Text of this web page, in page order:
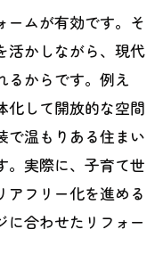
ームが有効です。そ
活かしながら、現代
るからです。例え
化して開放的な空間
で温もりある住まい
。実際に、子育て世
アフリー化を進める
に合わせたリフォー